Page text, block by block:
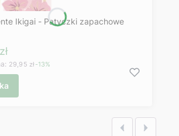
Ikigai - Patyczki zapachowe
promocyjna
29,95 zł-13%